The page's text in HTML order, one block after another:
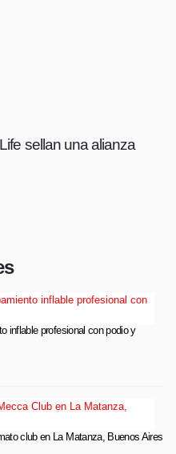
sellan una alianza
inflable profesional con podio y
club en La Matanza, Buenos Aires